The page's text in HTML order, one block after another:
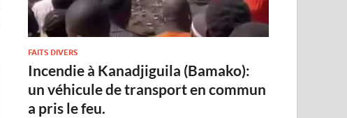
FAITS DIVERS
Incendie à Kanadjiguila (Bamako):
un véhicule de transport en commun
a pris le feu.